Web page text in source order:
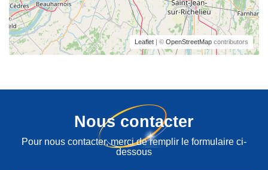
Leaflet | © OpenStreetMap contributors
Nous contacter
Pour nous contacter, merci de remplir le formulaire ci-
dessous